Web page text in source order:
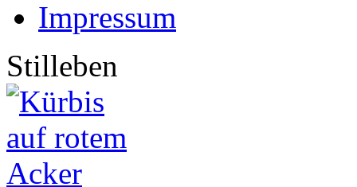
Impressum
Stilleben